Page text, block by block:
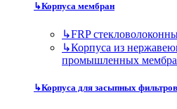
↳Корпуса мембран
↳FRP
↳Корпуса из
промышленных
↳Корпуса для засыпных фильтров